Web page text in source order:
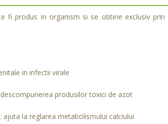
fi produs in organism si se obtine exclusiv prin
in infectii virale
produsilor toxici de azot
la reglarea metabolismului calciului